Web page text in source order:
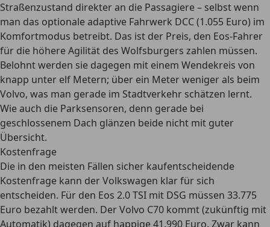
Straßenzustand direkter an die Passagiere – selbst wenn
man das optionale adaptive Fahrwerk DCC (1.055 Euro) im
Komfortmodus betreibt. Das ist der Preis, den Eos-Fahrer
für die höhere Agilität des Wolfsburgers zahlen müssen.
Belohnt werden sie dagegen mit einem Wendekreis von
knapp unter elf Metern; über ein Meter weniger als beim
Volvo, was man gerade im Stadtverkehr schätzen lernt.
Wie auch die Parksensoren, denn gerade bei
geschlossenem Dach glänzen beide nicht mit guter
Übersicht.
Kostenfrage
Die in den meisten Fällen sicher kaufentscheidende
Kostenfrage kann der Volkswagen klar für sich
entscheiden. Für den Eos 2.0 TSI mit DSG müssen 33.775
Euro bezahlt werden. Der Volvo C70 kommt (zukünftig mit
Automatik) dagegen auf happige 41.990 Euro. Zwar kann